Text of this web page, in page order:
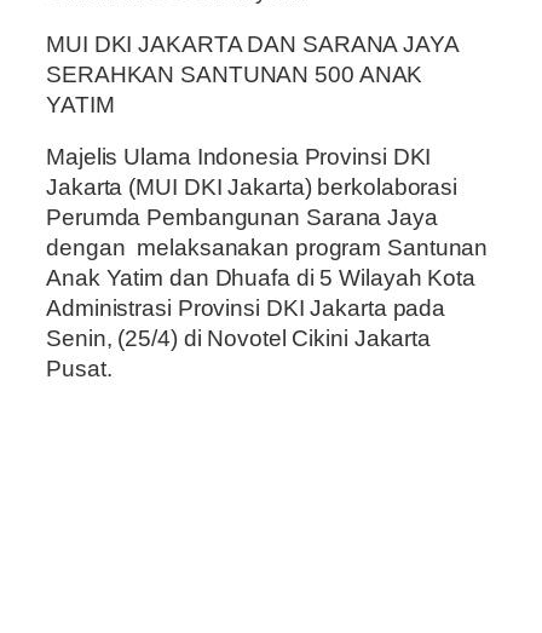
MUI DKI JAKARTA DAN SARANA JAYA
SERAHKAN SANTUNAN 500 ANAK
YATIM
Majelis Ulama Indonesia Provinsi DKI
Jakarta (MUI DKI Jakarta) berkolaborasi
Perumda Pembangunan Sarana Jaya
dengan melaksanakan program Santunan
Anak Yatim dan Dhuafa di 5 Wilayah Kota
Administrasi Provinsi DKI Jakarta pada
Senin, (25/4) di Novotel Cikini Jakarta
Pusat.